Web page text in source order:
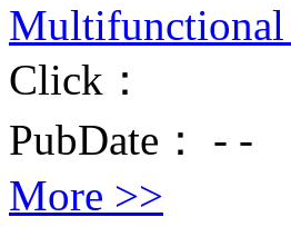
Multifunctional
Click：
PubDate：
- -
More >>